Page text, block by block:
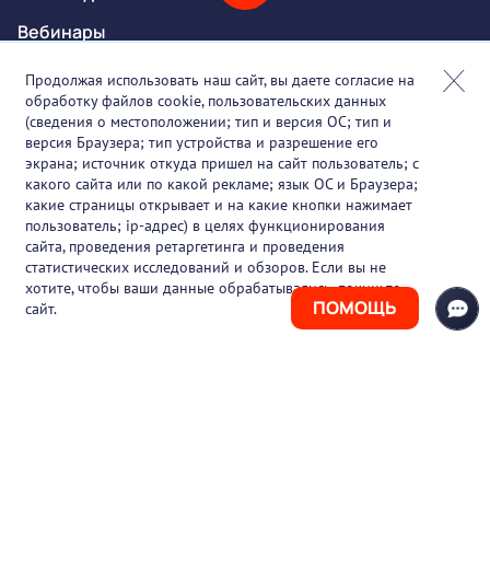
ПОМОЩЬ
Вебинары
Онлайн-события
Партнеры
О проекте
Вакансии
Блог
Контакты
Продолжая использовать наш сайт, вы даете согласие на
обработку файлов cookie, пользовательских данных
(сведения о местоположении; тип и версия ОС; тип и
версия Браузера; тип устройства и разрешение его
экрана; источник откуда пришел на сайт пользователь; с
какого сайта или по какой рекламе; язык ОС и Браузера;
какие страницы открывает и на какие кнопки нажимает
пользователь; ip-адрес) в целях функционирования
сайта, проведения ретаргетинга и проведения
статистических исследований и обзоров. Если вы не
хотите, чтобы ваши данные обрабатывались, покиньте
сайт.